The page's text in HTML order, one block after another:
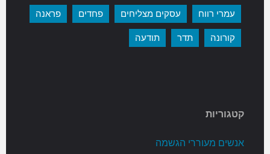
עמרי רווח עסקים מצליחים פחדים פראנה
קורונה תדר תודעה
קטגוריות
אנשים מעוררי הגשמה